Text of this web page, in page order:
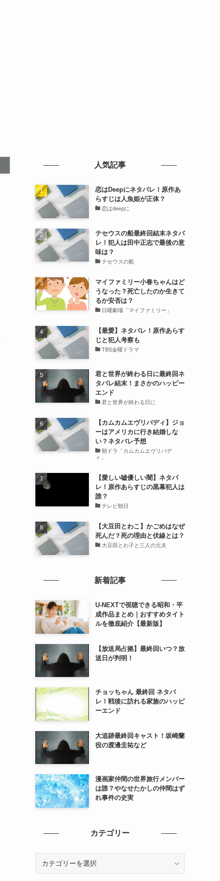
人気記事
恋はDeepにネタバレ！原作あ
らすじは人魚姫が正体？
恋はdeepに
テセウスの船最終回結末ネタバ
レ！犯人は田中正志で最後の意
味は？
テセウスの船
マイファミリー小春ちゃんはど
うなった？死亡したのか生きて
るか安否は？
日曜劇場「マイファミリー」
【最愛】ネタバレ！原作あらす
じと犯人考察も
TBS金曜ドラマ
君と世界が終わる日に最終回ネ
タバレ結末！まさかのハッピー
エンド
君と世界が終わる日に
【カムカムエヴリバディ】ジョ
ーはアメリカに行き結婚しな
い？ネタバレ予想
朝ドラ「カムカムエヴリバデ
ィ」
【愛しい嘘優しい闇】ネタバ
レ！原作あらすじの黒幕犯人は
誰？
テレビ朝日
【大豆田とわこ】かごめはなぜ
死んだ？死の理由と伏線とは？
大豆田とわ子と三人の元夫
新着記事
U-NEXTで視聴できる昭和・平
成作品まとめ｜おすすめタイト
ルを徹底紹介【最新版】
【放送局占拠】最終回いつ？放
送日が判明！
チョッちゃん 最終回 ネタバ
レ！戦後に訪れる家族のハッピ
ーエンド
大追跡最終回キャスト！坂崎蘭
役の渡邊圭祐など
漫画家仲間の世界旅行メンバー
は誰？やなせたかしの仲間はず
れ事件の史実
カテゴリー